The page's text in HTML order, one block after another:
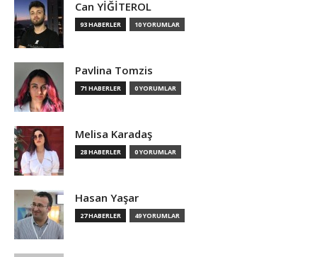
Can YİĞİTEROL
93 HABERLER 10 YORUMLAR
Pavlina Tomzis
71 HABERLER 0 YORUMLAR
Melisa Karadaş
28 HABERLER 0 YORUMLAR
Hasan Yaşar
27 HABERLER 49 YORUMLAR